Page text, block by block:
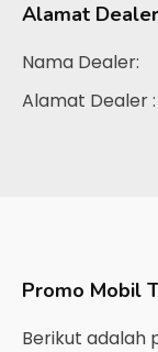
Alamat Dealer
Nama Dealer:
Alamat Dealer :
Promo Mobil
Berikut adalah